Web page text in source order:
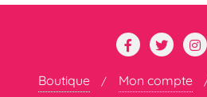
Boutique Mon compte